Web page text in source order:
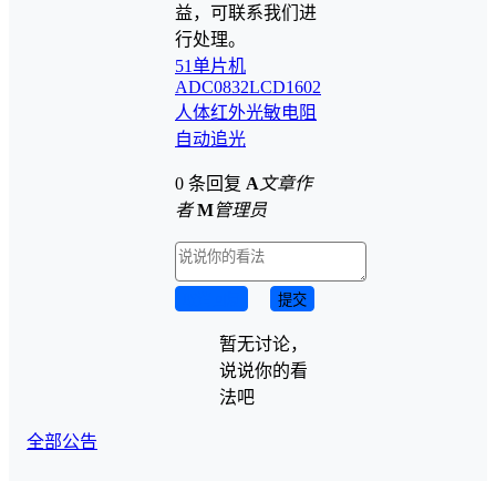
益，可联系我们进
行处理。
51单片机
ADC0832LCD1602
人体红外光敏电阻
自动追光
0 条回复 A 文章作
者 M管理员
提交
暂无讨论，
说说你的看
法吧
全部公告